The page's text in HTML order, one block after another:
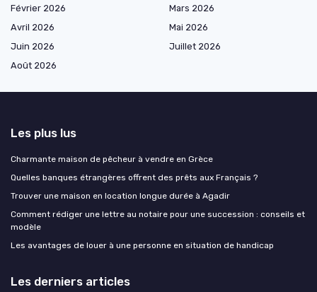
Février 2026
Mars 2026
Avril 2026
Mai 2026
Juin 2026
Juillet 2026
Août 2026
Les plus lus
Charmante maison de pêcheur à vendre en Grèce
Quelles banques étrangères offrent des prêts aux Français ?
Trouver une maison en location longue durée à Agadir
Comment rédiger une lettre au notaire pour une succession : conseils et
modèle
Les avantages de louer à une personne en situation de handicap
Les derniers articles